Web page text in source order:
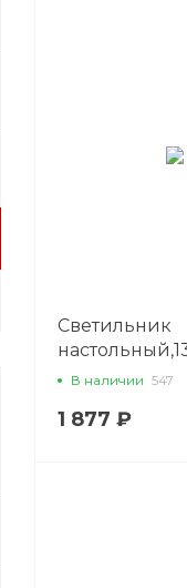
Светильник
P.L. Proff
В наличии 547
1 877 ₽